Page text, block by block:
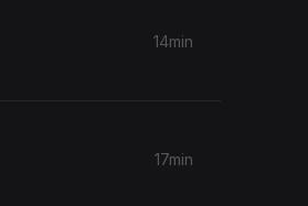
14min
17min